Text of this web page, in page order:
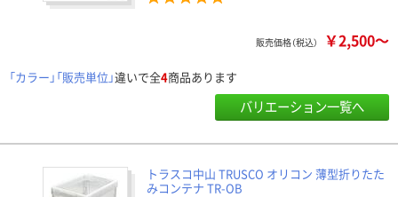
販売価格（税込） ￥2,500～
「カラー」「販売単位」違いで全4商品あります
バリエーション一覧へ
トラスコ中山 TRUSCO オリコン 薄型折りたた
みコンテナ TR-OB